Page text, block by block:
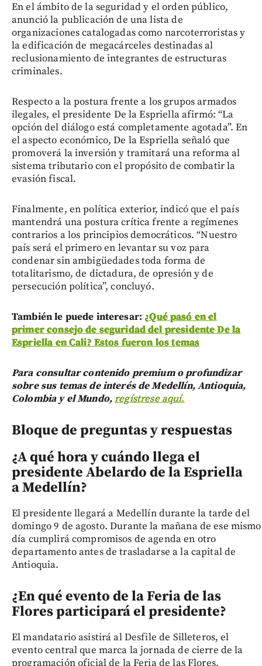
En el ámbito de la seguridad y el orden público,
anunció la publicación de una lista de
organizaciones catalogadas como narcoterroristas y
la edificación de megacárceles destinadas al
reclusionamiento de integrantes de estructuras
criminales.
Respecto a la postura frente a los grupos armados
ilegales, el presidente De la Espriella afirmó: “La
opción del diálogo está completamente agotada”. En
el aspecto económico, De la Espriella señaló que
promoverá la inversión y tramitará una reforma al
sistema tributario con el propósito de combatir la
evasión fiscal.
Finalmente, en política exterior, indicó que el país
mantendrá una postura crítica frente a regímenes
contrarios a los principios democráticos. “Nuestro
país será el primero en levantar su voz para
condenar sin ambigüedades toda forma de
totalitarismo, de dictadura, de opresión y de
persecución política”, concluyó.
También le puede interesar: ¿Qué pasó en el
primer consejo de seguridad del presidente De la
Espriella en Cali? Estos fueron los temas
Para consultar contenido premium o profundizar
sobre sus temas de interés de Medellín, Antioquia,
Colombia y el Mundo,regístrese aquí.
Bloque de preguntas y respuestas
¿A qué hora y cuándo llega el
presidente Abelardo de la Espriella
a Medellín?
El presidente llegará a Medellín durante la tarde del
domingo 9 de agosto. Durante la mañana de ese mismo
día cumplirá compromisos de agenda en otro
departamento antes de trasladarse a la capital de
Antioquia.
¿En qué evento de la Feria de las
Flores participará el presidente?
El mandatario asistirá al Desfile de Silleteros, el
evento central que marca la jornada de cierre de la
programación oficial de la Feria de las Flores.